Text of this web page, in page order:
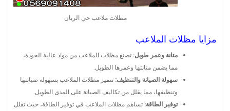
مظلات ملاعب حي الريان
مزايا مظلات الملاعب
متانة وعمر طويل: تصنع مظلات الملاعب من مواد عالية الجودة،
مما يضمن متانتها وعمرها الطويل.
سهولة الصيانة والتنظيف: تتميز مظلات الملاعب بسهولة صيانتها
وتنظيفها، مما يقلل من تكاليف الصيانة على المدى الطويل.
توفير الطاقة: تساهم مظلات الملاعب في توفير الطاقة، حيث تقلل